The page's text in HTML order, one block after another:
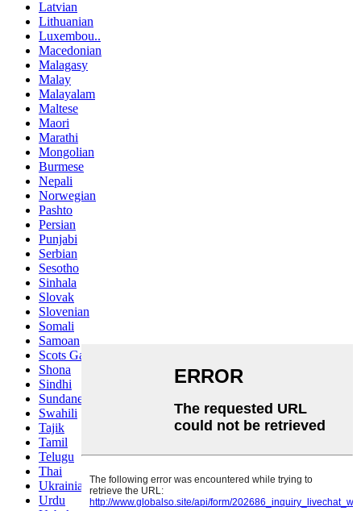
Latvian
Lithuanian
Luxembou..
Macedonian
Malagasy
Malay
Malayalam
Maltese
Maori
Marathi
Mongolian
Burmese
Nepali
Norwegian
Pashto
Persian
Punjabi
Serbian
Sesotho
Sinhala
Slovak
Slovenian
Somali
Samoan
Scots Gaelic
Shona
Sindhi
Sundanese
Swahili
Tajik
Tamil
Telugu
Thai
Ukrainian
Urdu